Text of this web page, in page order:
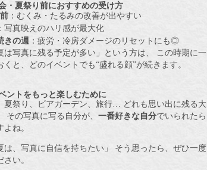
・夏祭り前におすすめの受け方
：むくみ・たるみの改善が出やすい
：写真映えのハリ感が最大化
きの週 ：疲労・冷房ダメージのリセットにも◎
は写真に残る予定が多い」という方は、 この時期に一
くと、どのイベントでも“盛れる顔”が続きます。
ントをもっと楽しむために
夏祭り、ビアガーデン、旅行… どれも思い出に残る大
その写真に写る自分が、 一番好きな自分でいられたら
ね。
は、写真に自信を持ちたい」 そう思ったら、ぜひ一度
い。